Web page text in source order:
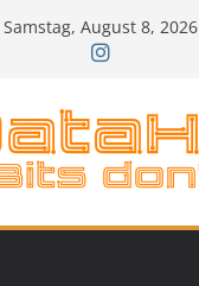
Samstag, August 8, 2026